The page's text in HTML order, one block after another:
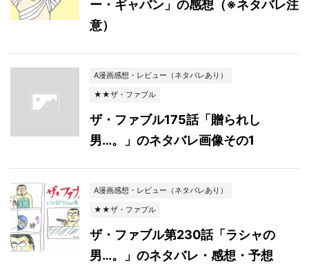
ー・ギャバン」の感想（※ネタバレ注
意）
A漫画感想・レビュー（ネタバレあり）
★★ザ・ファブル
ザ・ファブル175話「贈られし
男…。」のネタバレ画像その1
A漫画感想・レビュー（ネタバレあり）
★★ザ・ファブル
ザ・ファブル第230話「ラシャの
男…。」のネタバレ・感想・予想